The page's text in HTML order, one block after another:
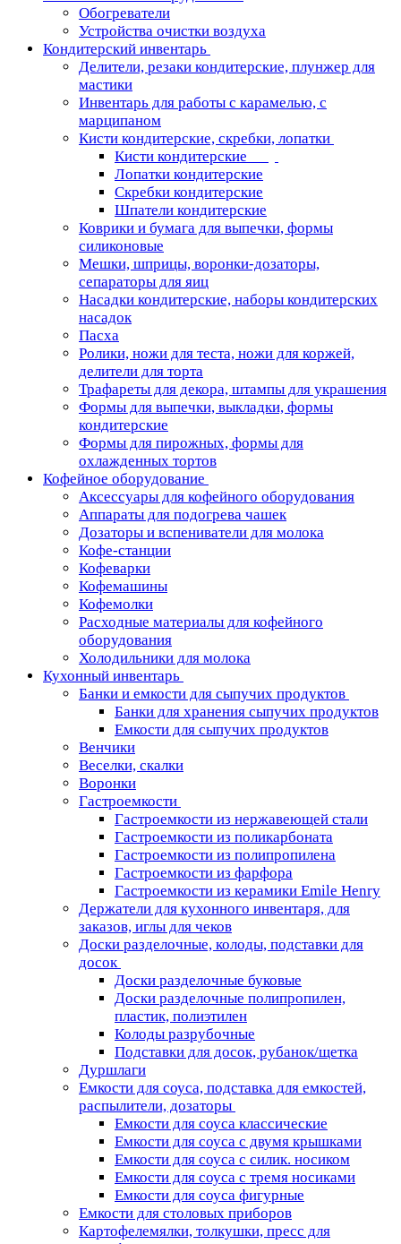
Обогреватели
Устройства очистки воздуха
Кондитерский инвентарь
Делители, резаки кондитерские, плунжер для
мастики
Инвентарь для работы с карамелью, с
марципаном
Кисти кондитерские, скребки, лопатки
Кисти кондитерские
Лопатки кондитерские
Скребки кондитерские
Шпатели кондитерские
Коврики и бумага для выпечки, формы
силиконовые
Мешки, шприцы, воронки-дозаторы,
сепараторы для яиц
Насадки кондитерские, наборы кондитерских
насадок
Пасха
Ролики, ножи для теста, ножи для коржей,
делители для торта
Трафареты для декора, штампы для украшения
Формы для выпечки, выкладки, формы
кондитерские
Формы для пирожных, формы для
охлажденных тортов
Кофейное оборудование
Аксессуары для кофейного оборудования
Аппараты для подогрева чашек
Дозаторы и вспениватели для молока
Кофе-станции
Кофеварки
Кофемашины
Кофемолки
Расходные материалы для кофейного
оборудования
Холодильники для молока
Кухонный инвентарь
Банки и емкости для сыпучих продуктов
Банки для хранения сыпучих продуктов
Емкости для сыпучих продуктов
Венчики
Веселки, скалки
Воронки
Гастроемкости
Гастроемкости из нержавеющей стали
Гастроемкости из поликарбоната
Гастроемкости из полипропилена
Гастроемкости из фарфора
Гастроемкости из керамики Emile Henry
Держатели для кухонного инвентаря, для
заказов, иглы для чеков
Доски разделочные, колоды, подставки для
досок
Доски разделочные буковые
Доски разделочные полипропилен,
пластик, полиэтилен
Колоды разрубочные
Подставки для досок, рубанок/щетка
Дуршлаги
Емкости для соуса, подставка для емкостей,
распылители, дозаторы
Емкости для соуса классические
Емкости для соуса с двумя крышками
Емкости для соуса с силик. носиком
Емкости для соуса с тремя носиками
Емкости для соуса фигурные
Емкости для столовых приборов
Картофелемялки, толкушки, пресс для